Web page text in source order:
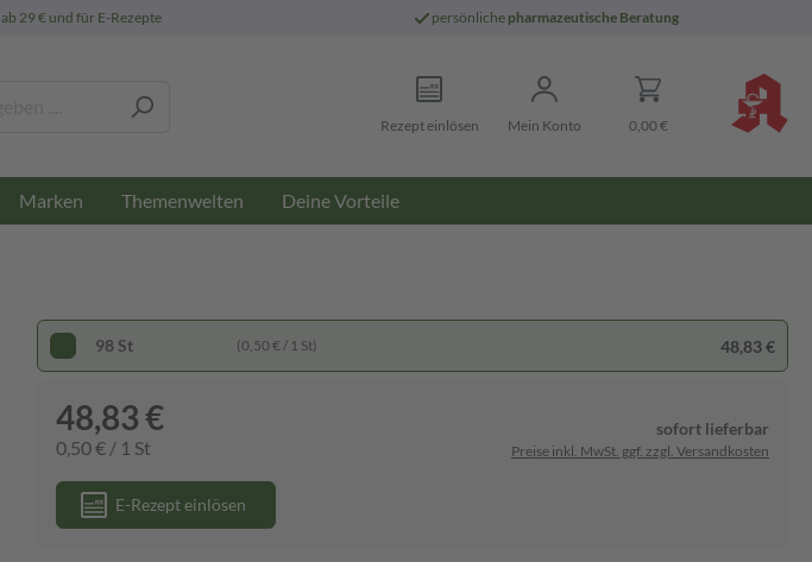
ab 29 € und für E-Rezepte persönliche pharmazeutische Beratung
Rezept einlösen Mein Konto 0,00 €
Marken Themenwelten Deine Vorteile
98 St (0,50 € / 1 St) 48,83 €
48,83 €
0,50 € / 1 St
sofort lieferbar
Preise inkl. MwSt. ggf. zzgl. Versandkosten
E-Rezept einlösen